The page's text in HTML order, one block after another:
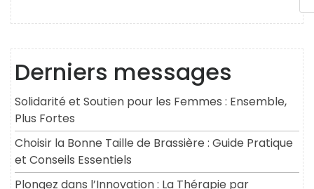
Derniers messages
Solidarité et Soutien pour les Femmes : Ensemble,
Plus Fortes
Choisir la Bonne Taille de Brassière : Guide Pratique
et Conseils Essentiels
Plongez dans l’Innovation : La Thérapie par